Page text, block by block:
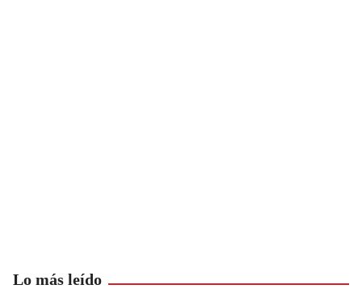
Lo más leído